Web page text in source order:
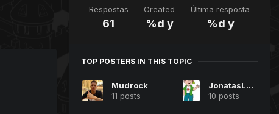
Respostas
61
Created
%d y
Última resposta
%d y
TOP POSTERS IN THIS TOPIC
Mudrock
11 posts
JonatasLucasf
10 posts